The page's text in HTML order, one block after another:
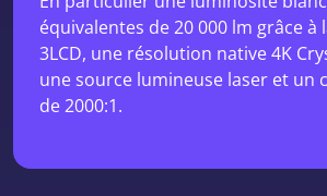
équivalentes de 20 000 lm grâce à
3LCD, une résolution native 4K
une source lumineuse laser et un
de 2000:1.